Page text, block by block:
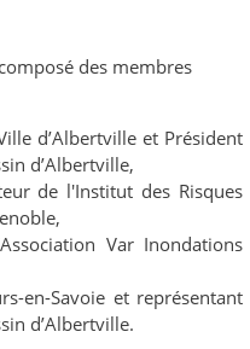
des membres
d’Albertville et Président
d’Albertville,
de l'Institut des Risques
Var Inondations
en-Savoie et représentant
d’Albertville.